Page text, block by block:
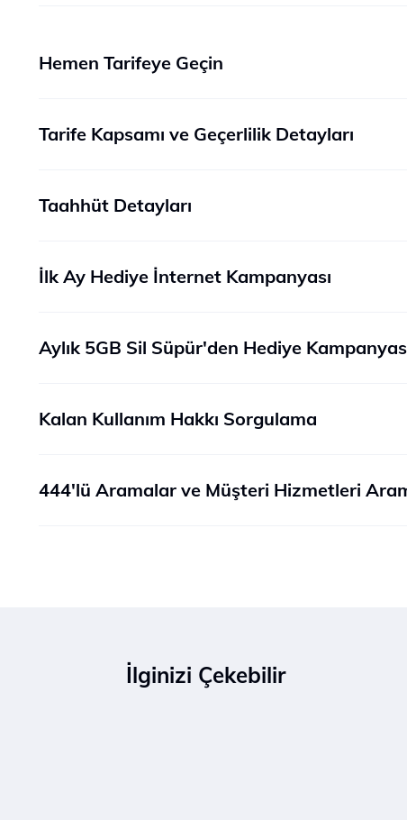
Hemen Tarifeye Geçin
Tarife Kapsamı ve Geçerlilik Detayları
Taahhüt Detayları
İlk Ay Hediye İnternet Kampanyası
Aylık 5GB Sil Süpür'den Hediye
Kalan Kullanım Hakkı Sorgulama
444'lü Aramalar ve Müşteri Hizmetleri
İlginizi Çekebilir